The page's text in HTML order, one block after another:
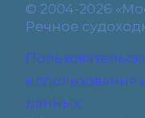
© 2004-2026
Речное
использования
данных.